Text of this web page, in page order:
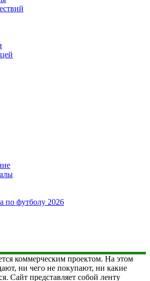
по футболу 2026
коммерческим проектом. На этом
ни чего не покупают, ни какие
Сайт представляет собой ленту